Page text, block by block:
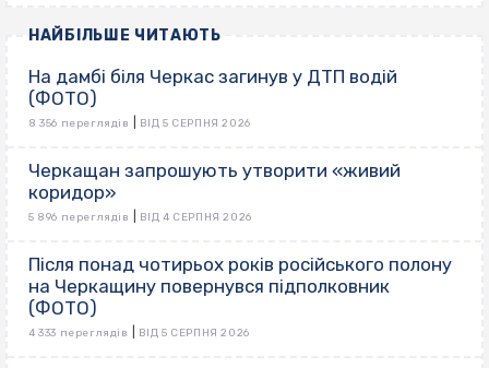
НАЙБІЛЬШЕ ЧИТАЮТЬ
На дамбі біля Черкас загинув у ДТП водій
(ФОТО)
8 356 переглядів ВІД 5 СЕРПНЯ 2026
Черкащан запрошують утворити «живий
коридор»
5 896 переглядів ВІД 4 СЕРПНЯ 2026
Після понад чотирьох років російського полону
на Черкащину повернувся підполковник
(ФОТО)
4 333 переглядів ВІД 5 СЕРПНЯ 2026